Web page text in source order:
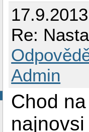
Re:
Admin
Chod